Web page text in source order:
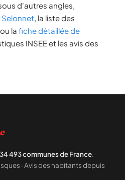
d'autres angles,
, la liste des
la fiche détaillée de
INSEE et les avis des
34 493 communes de France.
· Avis des habitants depuis